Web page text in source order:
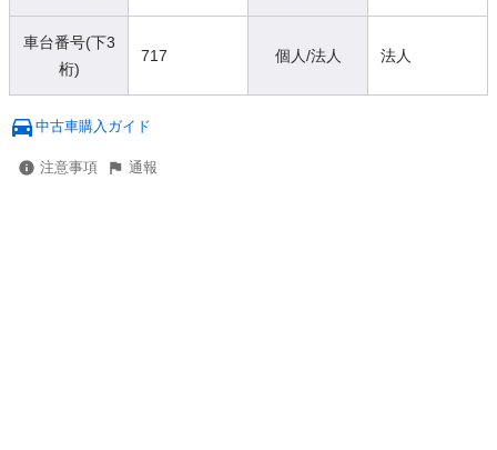
車台番号(下3
桁)
717 個人/法人 法人
中古車購入ガイド
注意事項 通報